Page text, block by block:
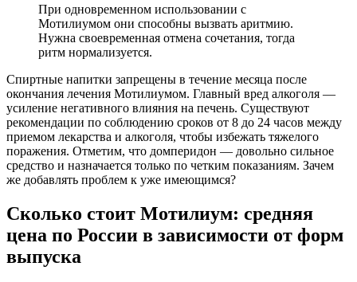
При одновременном использовании с
Мотилиумом они способны вызвать аритмию.
Нужна своевременная отмена сочетания, тогда
ритм нормализуется.
Спиртные напитки запрещены в течение месяца после
окончания лечения Мотилиумом. Главный вред алкоголя —
усиление негативного влияния на печень. Существуют
рекомендации по соблюдению сроков от 8 до 24 часов между
приемом лекарства и алкоголя, чтобы избежать тяжелого
поражения. Отметим, что домперидон — довольно сильное
средство и назначается только по четким показаниям. Зачем
же добавлять проблем к уже имеющимся?
Сколько стоит Мотилиум: средняя
цена по России в зависимости от форм
выпуска